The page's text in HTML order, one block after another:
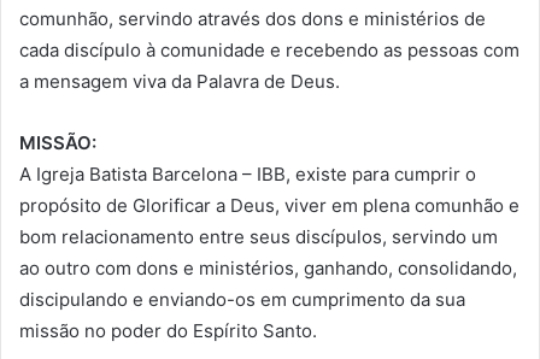
comunhão, servindo através dos dons e ministérios de
cada discípulo à comunidade e recebendo as pessoas com
a mensagem viva da Palavra de Deus.
MISSÃO:
A Igreja Batista Barcelona – IBB, existe para cumprir o
propósito de Glorificar a Deus, viver em plena comunhão e
bom relacionamento entre seus discípulos, servindo um
ao outro com dons e ministérios, ganhando, consolidando,
discipulando e enviando-os em cumprimento da sua
missão no poder do Espírito Santo.